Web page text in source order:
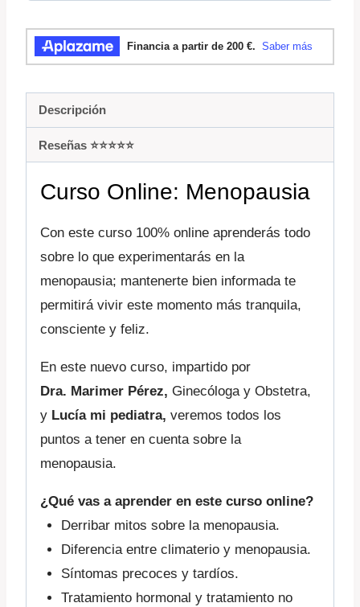
Descripción
Reseñas ⭐️⭐️⭐️⭐️⭐️
Curso Online: Menopausia
Con este curso 100% online aprenderás todo
sobre lo que experimentarás en la
menopausia; mantenerte bien informada te
permitirá vivir este momento más tranquila,
consciente y feliz.
En este nuevo curso, impartido por
Dra. Marimer Pérez, Ginecóloga y Obstetra,
y Lucía mi pediatra, veremos todos los
puntos a tener en cuenta sobre la
menopausia.
¿Qué vas a aprender en este curso online?
Derribar mitos sobre la menopausia.
Diferencia entre climaterio y menopausia.
Síntomas precoces y tardíos.
Tratamiento hormonal y tratamiento no